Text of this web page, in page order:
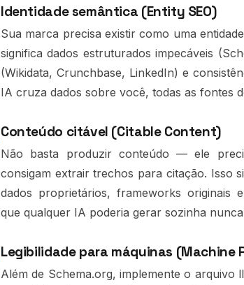
Identidade semântica (Entity SEO)
Sua marca precisa existir como uma
significa dados estruturados impecáveis
(Wikidata, Crunchbase, LinkedIn) e
IA cruza dados sobre você, todas as fontes
Conteúdo citável (Citable Content)
Não basta produzir conteúdo — ele
consigam extrair trechos para citação. Isso
dados proprietários, frameworks originais
que qualquer IA poderia gerar sozinha
Legibilidade para máquinas (Machine
Além de Schema.org, implemente o arquivo